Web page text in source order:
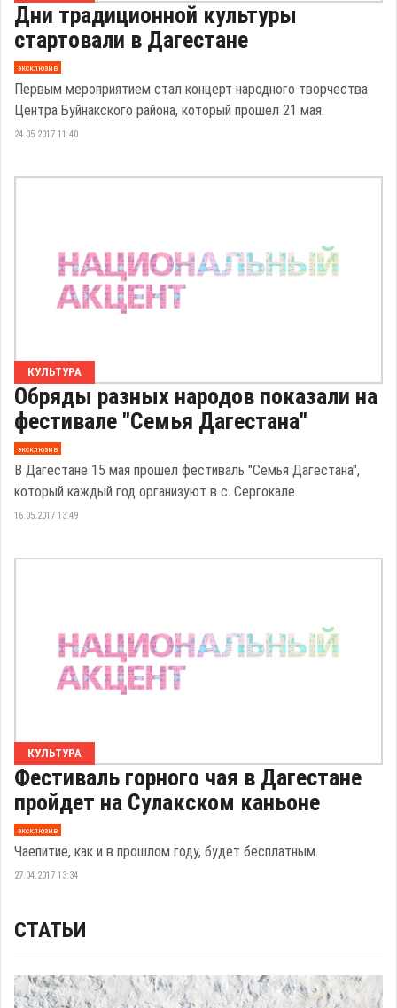
Дни традиционной культуры
стартовали в Дагестане
эксклюзив
Первым мероприятием стал концерт народного творчества
Центра Буйнакского района, который прошел 21 мая.
24.05.2017 11:40
КУЛЬТУРА
Обряды разных народов показали на
фестивале "Семья Дагестана"
эксклюзив
В Дагестане 15 мая прошел фестиваль "Семья Дагестана",
который каждый год организуют в с. Сергокале.
16.05.2017 13:49
КУЛЬТУРА
Фестиваль горного чая в Дагестане
пройдет на Сулакском каньоне
эксклюзив
Чаепитие, как и в прошлом году, будет бесплатным.
27.04.2017 13:34
СТАТЬИ